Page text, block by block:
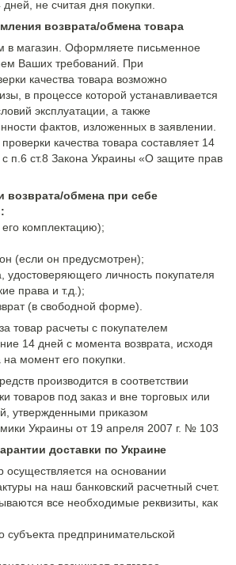
не считая дня покупки.
возврата/обмена товара
в магазин. Оформляете письменное
Ваших требований. При
качества товара возможно
в процессе которой устанавливается
эксплуатации, а также
фактов, изложенных в заявлении.
качества товара составляет 14
с п.6 ст.8 Закона Украины «О защите прав
обмена при себе
комплектацию);
(если он предусмотрен);
личность покупателя
права и т.д.);
(в свободной форме).
товар расчеты с покупателем
14 дней с момента возврата, исходя
момент его покупки.
производится в соответствии
товаров под заказ и вне торговых или
утвержденными приказом
Украины от 19 апреля 2007 г. № 103
доставки по Украине
осуществляется на основании
на наш банковский расчетный счет.
все необходимые реквизиты, как
субъекта предпринимательской